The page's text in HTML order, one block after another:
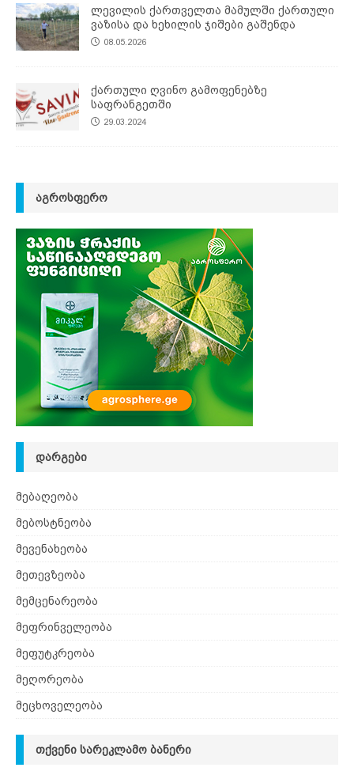
ლევილის ქართველთა მამულში ქართული
ვაზისა და ხეხილის ჯიშები გაშენდა
08.05.2026
ქართული ღვინო გამოფენებზე
საფრანგეთში
29.03.2024
ᲐᲒᲠᲝᲡᲤᲔᲠᲝ
ᲓᲐᲠᲒᲔᲑᲘ
მებაღეობა
მებოსტნეობა
მევენახეობა
მეთევზეობა
მემცენარეობა
მეფრინველეობა
მეფუტკრეობა
მეღორეობა
მეცხოველეობა
ᲗᲥᲕᲔᲜᲘ ᲡᲐᲠᲔᲙᲚᲐᲛᲝ ᲑᲐᲜᲔᲠᲘ